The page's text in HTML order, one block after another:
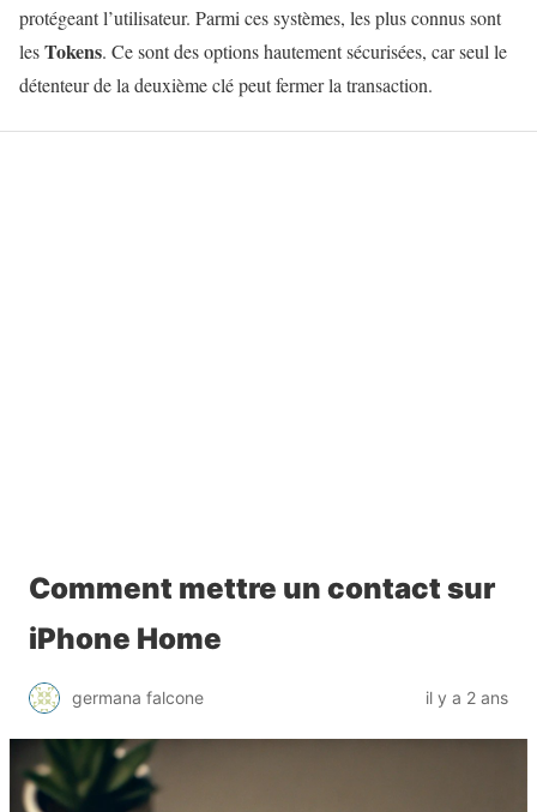
protégeant l’utilisateur. Parmi ces systèmes, les plus connus sont
lesTokens. Ce sont des options hautement sécurisées, car seul le
détenteur de la deuxième clé peut fermer la transaction.